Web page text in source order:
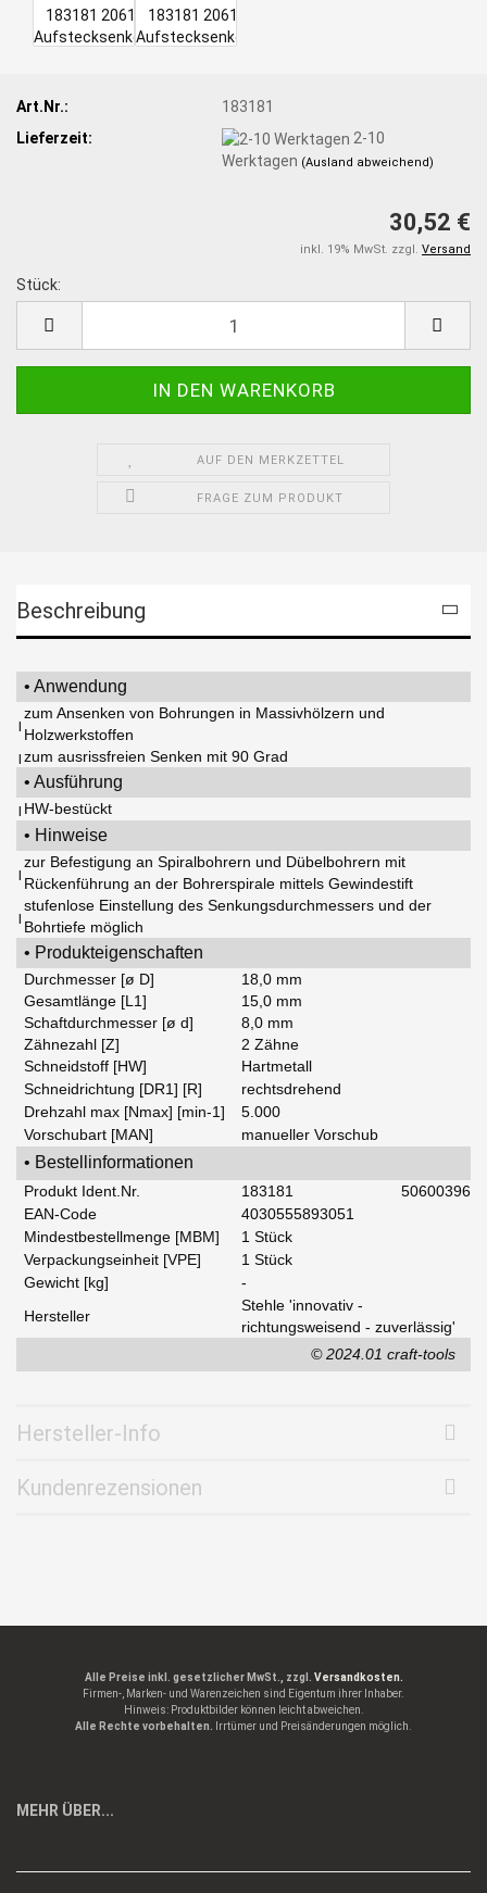
Art.Nr.:
183181
Lieferzeit:
2-10
Werktagen (Ausland abweichend)
30,52 €
inkl. 19% MwSt. zzgl. Versand
Stück:
AUF DEN MERKZETTEL
FRAGE ZUM PRODUKT
Beschreibung
• Anwendung
|
zum Ansenken von Bohrungen in Massivhölzern und
Holzwerkstoffen
| zum ausrissfreien Senken mit 90 Grad
• Ausführung
| HW-bestückt
• Hinweise
|
zur Befestigung an Spiralbohrern und Dübelbohrern mit
Rückenführung an der Bohrerspirale mittels Gewindestift
|
stufenlose Einstellung des Senkungsdurchmessers und der
Bohrtiefe möglich
• Produkteigenschaften
Durchmesser [ø D]
18,0 mm
Gesamtlänge [L1]
15,0 mm
Schaftdurchmesser [ø d]
8,0 mm
Zähnezahl [Z]
2 Zähne
Schneidstoff [HW]
Hartmetall
Schneidrichtung [DR1] [R]
rechtsdrehend
Drehzahl max [Nmax] [min-1]
5.000
Vorschubart [MAN]
manueller Vorschub
• Bestellinformationen
Produkt Ident.Nr. 183181
50600396
EAN-Code
4030555893051
Mindestbestellmenge [MBM]
1 Stück
Verpackungseinheit [VPE]
1 Stück
Gewicht [kg]
-
Hersteller
Stehle 'innovativ -
richtungsweisend - zuverlässig'
© 2024.01 craft-tools
Hersteller-Info
Kundenrezensionen
Alle Preise inkl. gesetzlicher MwSt., zzgl. Versandkosten.
Firmen-, Marken- und Warenzeichen sind Eigentum ihrer Inhaber.
Hinweis: Produktbilder können leicht abweichen.
Alle Rechte vorbehalten. Irrtümer und Preisänderungen möglich.
MEHR ÜBER...